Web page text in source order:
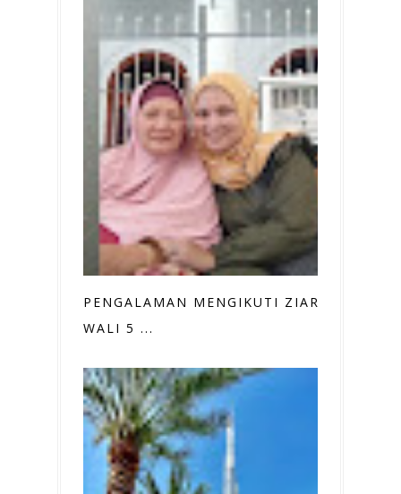
PENGALAMAN MENGIKUTI ZIARAH
WALI 5 ...